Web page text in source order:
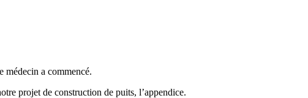
médecin a commencé.
projet de construction de puits, l’appendice.